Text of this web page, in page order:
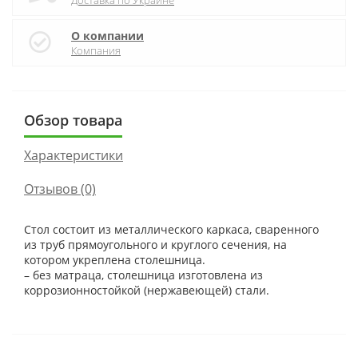
О компании
Компания
Обзор товара
Характеристики
Отзывов (0)
Стол состоит из металлического каркаса, сваренного
из труб прямоугольного и круглого сечения, на
котором укреплена столешница.
– без матраца, столешница изготовлена из
коррозионностойкой (нержавеющей) стали.